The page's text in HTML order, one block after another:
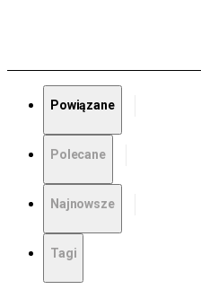
Powiązane
Polecane
Najnowsze
Tagi